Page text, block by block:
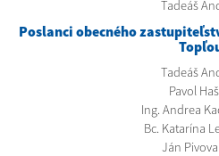
Tadeáš
Poslanci obecného
Tadeáš
Pavol
Ing. Andrea
Bc. Katarína
Ján